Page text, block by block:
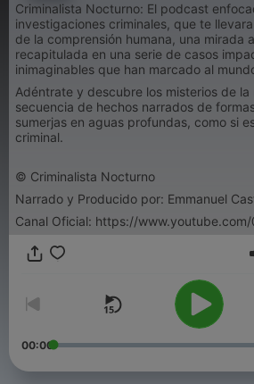
Criminalista Nocturno: El podcast
investigaciones criminales, que te
de la comprensión humana, una mirada
recapitulada en una serie de casos
inimaginables que han marcado al
Adéntrate y descubre los misterios de la
secuencia de hechos narrados de
sumerjas en aguas profundas, como si
criminal.
© Criminalista Nocturno
Narrado y Producido por: Emmanuel
Canal Oficial: https://
00:00